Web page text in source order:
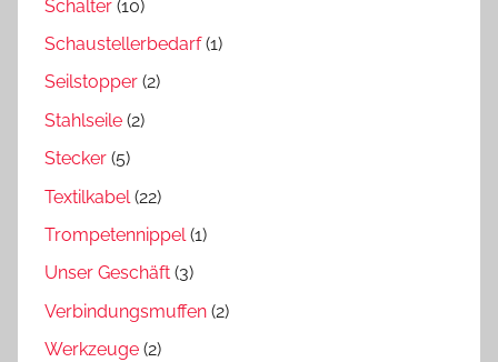
Schalter (10)
Schaustellerbedarf(1)
Seilstopper (2)
Stahlseile (2)
Stecker (5)
Textilkabel (22)
Trompetennippel(1)
Unser Geschäft (3)
Verbindungsmuffen (2)
Werkzeuge (2)